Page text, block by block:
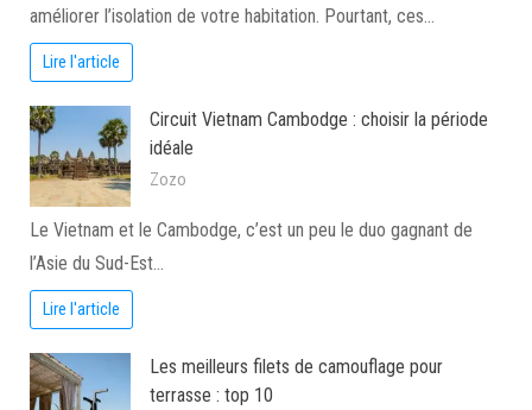
améliorer l’isolation de votre habitation. Pourtant, ces…
Lire l'article
Circuit Vietnam Cambodge : choisir la période
idéale
Zozo
Le Vietnam et le Cambodge, c’est un peu le duo gagnant de
l’Asie du Sud-Est…
Lire l'article
Les meilleurs filets de camouflage pour
terrasse : top 10